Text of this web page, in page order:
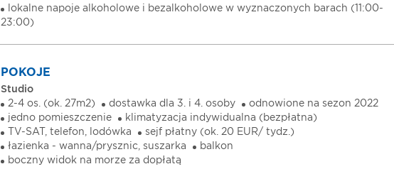
lokalne napoje alkoholowe i bezalkoholowe w wyznaczonych barach (11:00-
23:00)
POKOJE
Studio
2-4 os. (ok. 27m2)
dostawka dla 3. i 4. osoby
odnowione na sezon 2022
jedno pomieszczenie
klimatyzacja indywidualna (bezpłatna)
TV-SAT, telefon, lodówka
sejf płatny (ok. 20 EUR/ tydz.)
łazienka - wanna/prysznic, suszarka
balkon
boczny widok na morze za dopłatą